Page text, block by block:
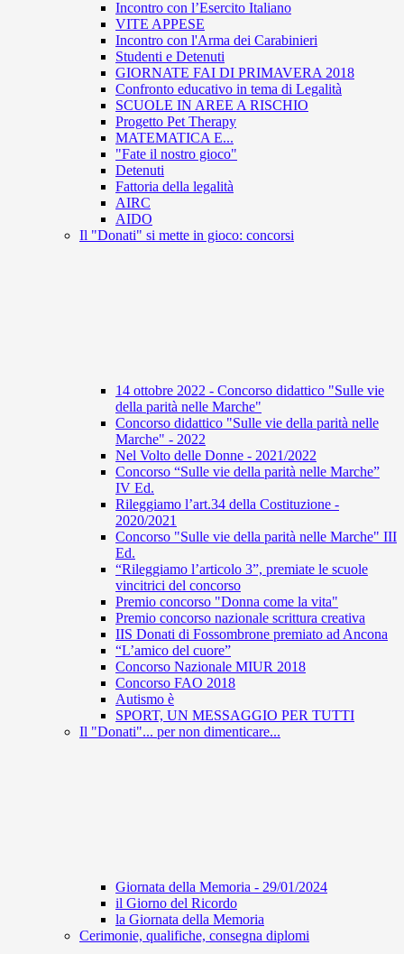
Incontro con l’Esercito Italiano
VITE APPESE
Incontro con l'Arma dei Carabinieri
Studenti e Detenuti
GIORNATE FAI DI PRIMAVERA 2018
Confronto educativo in tema di Legalità
SCUOLE IN AREE A RISCHIO
Progetto Pet Therapy
MATEMATICA E...
"Fate il nostro gioco"
Detenuti
Fattoria della legalità
AIRC
AIDO
Il "Donati" si mette in gioco: concorsi
14 ottobre 2022 - Concorso didattico "Sulle vie
della parità nelle Marche"
Concorso didattico "Sulle vie della parità nelle
Marche" - 2022
Nel Volto delle Donne - 2021/2022
Concorso “Sulle vie della parità nelle Marche”
IV Ed.
Rileggiamo l’art.34 della Costituzione -
2020/2021
Concorso "Sulle vie della parità nelle Marche" III
Ed.
“Rileggiamo l’articolo 3”, premiate le scuole
vincitrici del concorso
Premio concorso "Donna come la vita"
Premio concorso nazionale scrittura creativa
IIS Donati di Fossombrone premiato ad Ancona
“L’amico del cuore”
Concorso Nazionale MIUR 2018
Concorso FAO 2018
Autismo è
SPORT, UN MESSAGGIO PER TUTTI
Il "Donati"... per non dimenticare...
Giornata della Memoria - 29/01/2024
il Giorno del Ricordo
la Giornata della Memoria
Cerimonie, qualifiche, consegna diplomi